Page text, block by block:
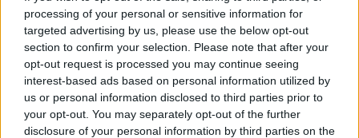
processing of your personal or sensitive information for
targeted advertising by us, please use the below opt-out
section to confirm your selection. Please note that after your
opt-out request is processed you may continue seeing
interest-based ads based on personal information utilized by
us or personal information disclosed to third parties prior to
your opt-out. You may separately opt-out of the further
disclosure of your personal information by third parties on the